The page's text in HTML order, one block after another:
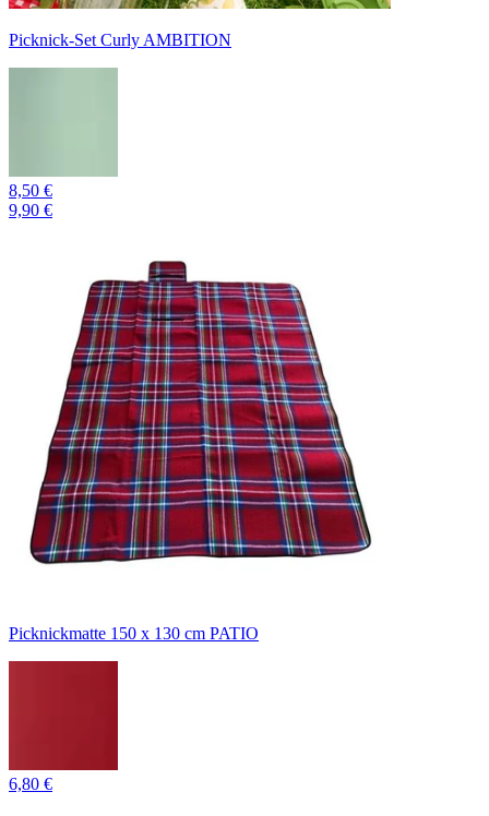
Picknick-Set Curly AMBITION
8,50 €
9,90 €
Picknickmatte 150 x 130 cm PATIO
6,80 €